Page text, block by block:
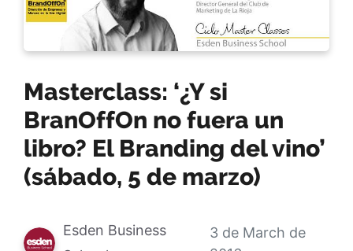
Masterclass: ‘¿Y si
BranOffOn no fuera un
libro? El Branding del vino’
(sábado, 5 de marzo)
Esden Business
3 de March de